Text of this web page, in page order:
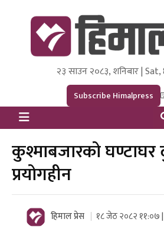
Himal Press
Dot NewsyNepal Media and
२३ साउन २०८३, शनिबार |
Subscribe Himalpress
कुश्माबजारको घण्टाघर
प्रयोगहीन
हिमाल प्रेस १८ जेठ २०८२ ११:०७